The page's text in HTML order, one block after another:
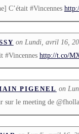
C’était #Vincennes
on Lundi, avril 16,
#Vincennes http://t.co/
PIGENEL on
sur le meeting de